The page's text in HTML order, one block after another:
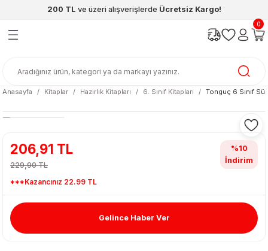
200 TL ve üzeri alışverişlerde Ücretsiz Kargo!
Geri Dön
Geri Dön
& Matara
Geri Dön
Geri Dön
Geri Dön
Geri Dön
0
Anasayfa Kitaplar Hazırlık Kitapları 6. Sınıf Kitapları Tonguç 6 Sınıf
206,91 TL
229,90 TL
***Kazancınız 22.99 TL
%10
İndirim
Gelince Haber Ver